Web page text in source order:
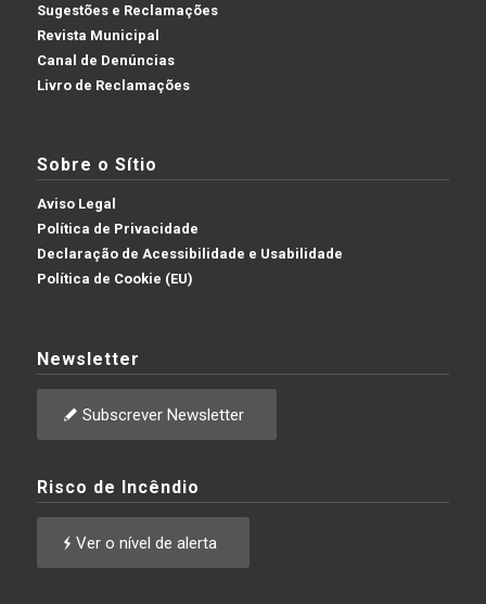
Sugestões e Reclamações
Revista Municipal
Canal de Denúncias
Livro de Reclamações
Sobre o Sítio
Aviso Legal
Política de Privacidade
Declaração de Acessibilidade e Usabilidade
Política de Cookie (EU)
Newsletter
Subscrever Newsletter
Risco de Incêndio
Ver o nível de alerta